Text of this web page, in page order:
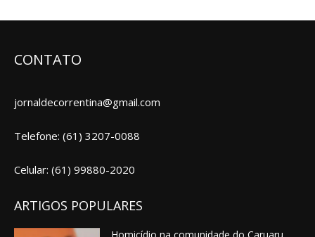
CONTATO
jornaldecorrentina@gmail.com
Telefone: (61) 3207-0088
Celular: (61) 99880-2020
ARTIGOS POPULARES